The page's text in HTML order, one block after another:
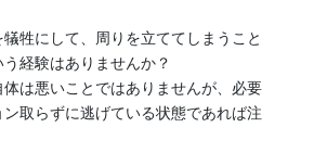
牲にして、周りを立ててしまうこと
経験はありませんか？
は悪いことではありませんが、必要
取らずに逃げている状態であれば注